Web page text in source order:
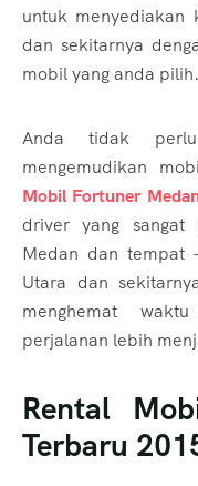
untuk menyediakan
dan sekitarnya
mobil yang anda pilih.
Anda tidak
mengemudikan
Mobil Fortuner
driver yang
Medan dan tempat
Utara dan
menghemat waktu
perjalanan lebih
Rental
Terbaru